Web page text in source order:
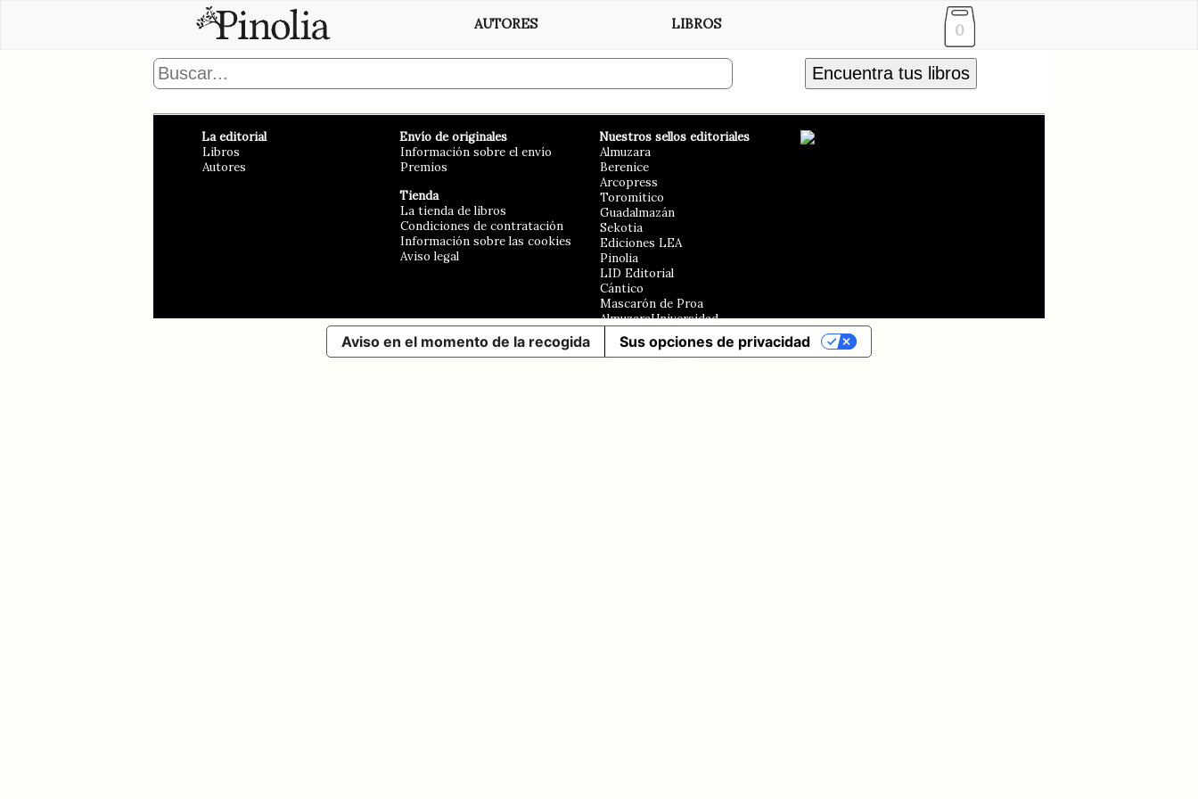
AUTORES LIBROS 0
Encuentra tus libros
La editorial
Libros
Autores
Envío de originales
Información sobre el envío
Premios
Tienda
La tienda de libros
Condiciones de contratación
Información sobre las cookies
Aviso legal
Nuestros sellos editoriales
Almuzara
Berenice
Arcopress
Toromítico
Guadalmazán
Sekotia
Ediciones LEA
Pinolia
LID Editorial
Cántico
Mascarón de Proa
AlmuzaraUniversidad
Erasmus
Libros en el bolsillo
Aviso en el momento de la recogida Sus opciones de privacidad